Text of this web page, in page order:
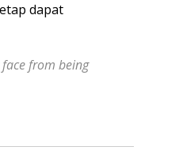
dapat
from being